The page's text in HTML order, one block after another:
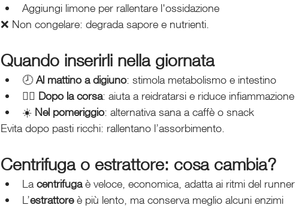
Aggiungi limone per rallentare l'ossidazione
❌ Non congelare: degrada sapore e nutrienti.
Quando inserirli nella giornata
🕗 Al mattino a digiuno: stimola metabolismo e intestino
🏃‍♂️ Dopo la corsa: aiuta a reidratarsi e riduce infiammazione
☀️ Nel pomeriggio: alternativa sana a caffè o snack
Evita dopo pasti ricchi: rallentano l’assorbimento.
Centrifuga o estrattore: cosa cambia?
La centrifuga è veloce, economica, adatta ai ritmi del runner
L’estrattore è più lento, ma conserva meglio alcuni enzimi